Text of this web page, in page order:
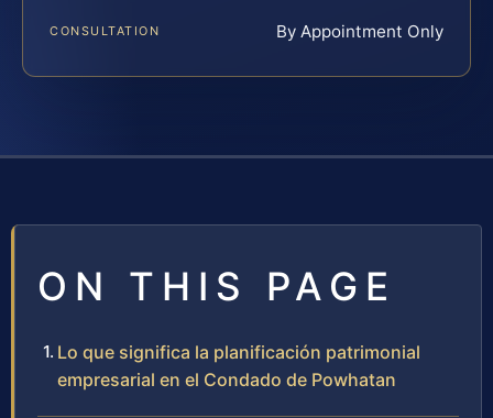
CONSULTATION By Appointment Only
ON THIS PAGE
Lo que significa la planificación patrimonial
empresarial en el Condado de Powhatan